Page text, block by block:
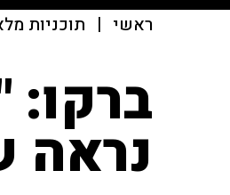
ראשי | תוכניות
ברקו:
נראה